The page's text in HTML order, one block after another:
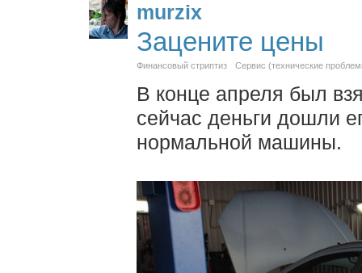
murzix
Зацените цены
Финансовый стриптиз Сервис (технические
В конце апреля был
сейчас деньги дошли
нормальной машины.